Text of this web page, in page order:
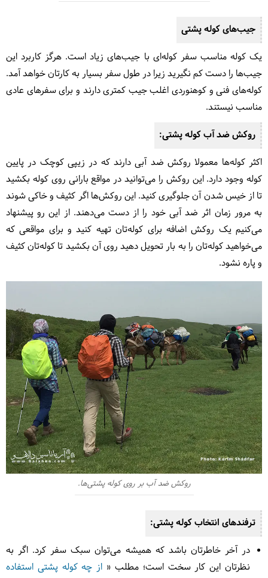
جیب‌های کوله پشتی
یک کوله مناسب سفر کوله‌ای با جیب‌های زیاد است. هرگز کاربرد این
جیب‌ها را دست کم نگیرید زیرا در طول سفر بسیار به کارتان خواهد آمد.
کوله‌های فنی و کوهنوردی اغلب جیب کمتری دارند و برای سفرهای عادی
مناسب نیستند.
روکش ضد آب کوله پشتی:
اکثر کوله‌ها معمولا روکش ضد آبی دارند که در زیپی کوچک در پایین
کوله وجود دارد. این روکش را می‌توانید در مواقع بارانی روی کوله بکشید
تا از خیس شدن آن جلوگیری کنید. این روکش‌ها اگر کثیف و خاکی شوند
به مرور زمان اثر ضد آبی خود را از دست می‌دهند. از این رو پیشنهاد
می‌کنیم یک روکش اضافه برای کوله‌تان تهیه کنید و برای مواقعی که
می‌خواهید کوله‌تان را به بار تحویل دهید روی آن بکشید تا کوله‌تان کثیف
و پاره نشود.
روکش ضد آب بر روی کوله پشتی‌ها.
ترفندهای انتخاب کوله پشتی:
در آخر خاطرتان باشد که همیشه می‌توان سبک سفر کرد. اگر به
نظرتان این کار سخت است؛ مطلب « از چه کوله پشتی استفاده